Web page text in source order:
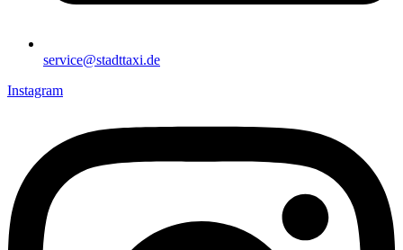
service@stadttaxi.de
Instagram